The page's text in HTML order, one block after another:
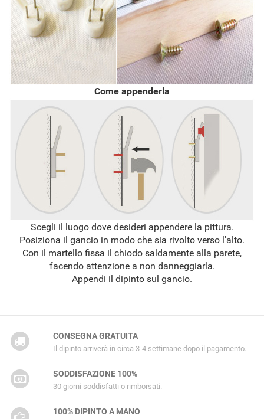
Come appenderla
Scegli il luogo dove desideri appendere la pittura.
Posiziona il gancio in modo che sia rivolto verso l'alto.
Con il martello fissa il chiodo saldamente alla parete,
facendo attenzione a non danneggiarla.
Appendi il dipinto sul gancio.
CONSEGNA GRATUITA
Il dipinto arriverà in circa 3-4 settimane dopo il pagamento.
SODDISFAZIONE 100%
30 giorni soddisfatti o rimborsati.
100% DIPINTO A MANO